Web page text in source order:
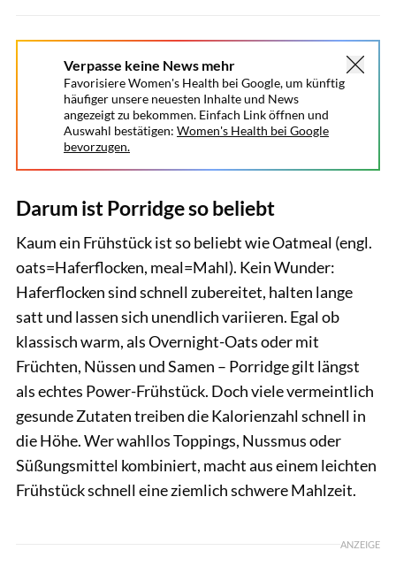
Verpasse keine News mehr
Favorisiere Women's Health bei Google, um künftig
häufiger unsere neuesten Inhalte und News
angezeigt zu bekommen. Einfach Link öffnen und
Auswahl bestätigen: Women's Health bei Google
bevorzugen.
Darum ist Porridge so beliebt
Kaum ein Frühstück ist so beliebt wie Oatmeal (engl.
oats=Haferflocken, meal=Mahl). Kein Wunder:
Haferflocken sind schnell zubereitet, halten lange
satt und lassen sich unendlich variieren. Egal ob
klassisch warm, als Overnight-Oats oder mit
Früchten, Nüssen und Samen – Porridge gilt längst
als echtes Power-Frühstück. Doch viele vermeintlich
gesunde Zutaten treiben die Kalorienzahl schnell in
die Höhe. Wer wahllos Toppings, Nussmus oder
Süßungsmittel kombiniert, macht aus einem leichten
Frühstück schnell eine ziemlich schwere Mahlzeit.
ANZEIGE